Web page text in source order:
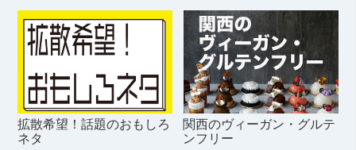
拡散希望！話題のおもしろ
ネタ
関西のヴィーガン・グルテ
ンフリー